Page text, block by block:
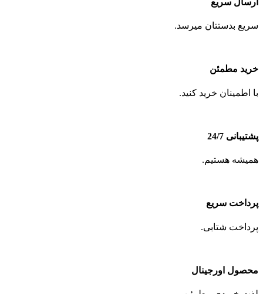
سریع بدستتان میرسد.
خرید مطمئن
با اطمینان خرید کنید.
پشتیبانی 24/7
همیشه هستیم.
پرداخت سریع
پرداخت شتابی.
محصول اورجینال